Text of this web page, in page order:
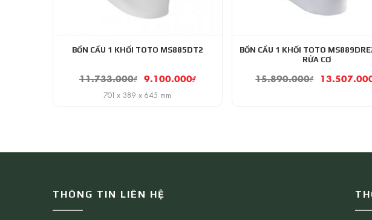
BỒN CẦU 1 KHỐI TOTO MS885DT2
11.733.000₫ 9.100.000₫
701 x 389 x 645 mm
BỒN CẦU 1 KHỐI TOTO
RỬA CƠ
15.890.000₫
THÔNG TIN LIÊN HỆ